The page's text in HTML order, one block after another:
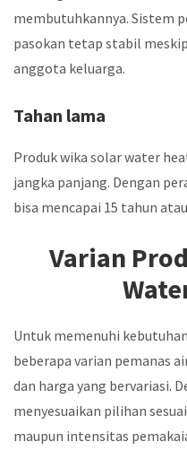
membutuhkannya. Sistem
pasokan tetap stabil
anggota keluarga.
Tahan lama
Produk wika solar water
jangka panjang. Dengan
bisa mencapai 15 tahun
Varian
Untuk memenuhi
beberapa varian pemanas
dan harga yang bervariasi.
menyesuaikan pilihan
maupun intensitas